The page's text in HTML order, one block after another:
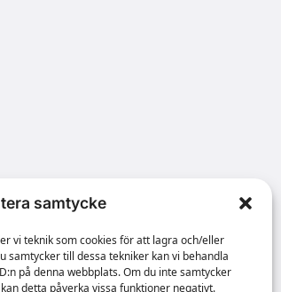
samtycke
vi teknik som cookies för att lagra och/eller
samtycker till dessa tekniker kan vi behandla
på denna webbplats. Om du inte samtycker
detta påverka vissa funktioner negativt.